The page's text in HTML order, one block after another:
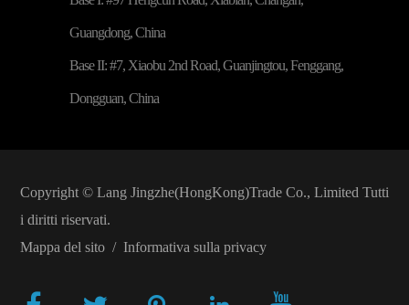
Guangdong, China
Base II: #7, Xiaobu 2nd Road, Guanjingtou, Fenggang,
Dongguan, China
Copyright © Lang Jingzhe(HongKong)Trade Co., LimitedTutti
i diritti riservati.
Mappa del sito/ Informativa sulla privacy